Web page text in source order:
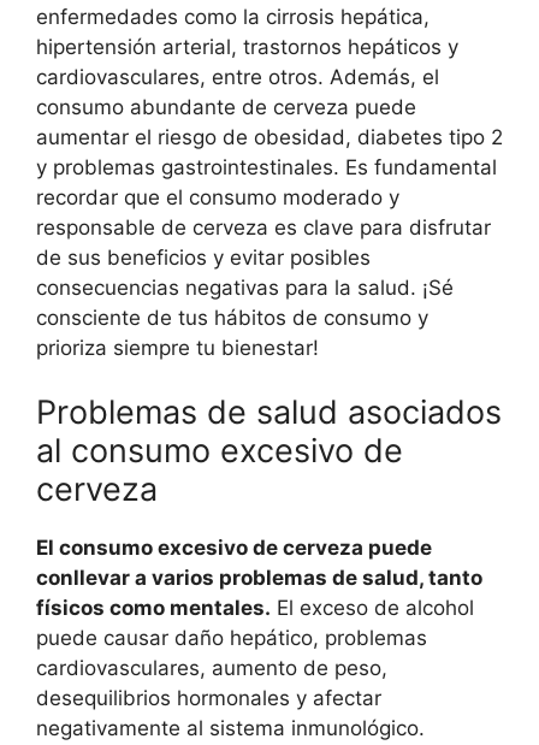
enfermedades como la cirrosis hepática,
hipertensión arterial, trastornos hepáticos y
cardiovasculares, entre otros. Además, el
consumo abundante de cerveza puede
aumentar el riesgo de obesidad, diabetes tipo 2
y problemas gastrointestinales. Es fundamental
recordar que el consumo moderado y
responsable de cerveza es clave para disfrutar
de sus beneficios y evitar posibles
consecuencias negativas para la salud. ¡Sé
consciente de tus hábitos de consumo y
prioriza siempre tu bienestar!
Problemas de salud asociados
al consumo excesivo de
cerveza
El consumo excesivo de cerveza puede
conllevar a varios problemas de salud, tanto
físicos como mentales. El exceso de alcohol
puede causar daño hepático, problemas
cardiovasculares, aumento de peso,
desequilibrios hormonales y afectar
negativamente al sistema inmunológico.